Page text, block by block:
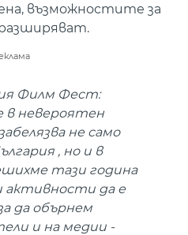
възможностите за
Филм Фест:
в невероятен
не само
, но и в
тази година
активности да е
да обърнем
и на медии -